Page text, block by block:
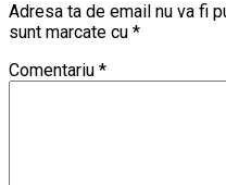
Adresa ta de email nu va fi
sunt marcate cu *
Comentariu *